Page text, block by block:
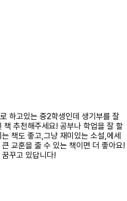
하고있는 중2학생인데 생기부를 잘
책 추천해주세요! 공부나 학업을 잘 할
책도 좋고,그냥 재미있는 소설,에세
교훈을 줄 수 있는 책이면 더 좋아요!
꾸고 있답니다!